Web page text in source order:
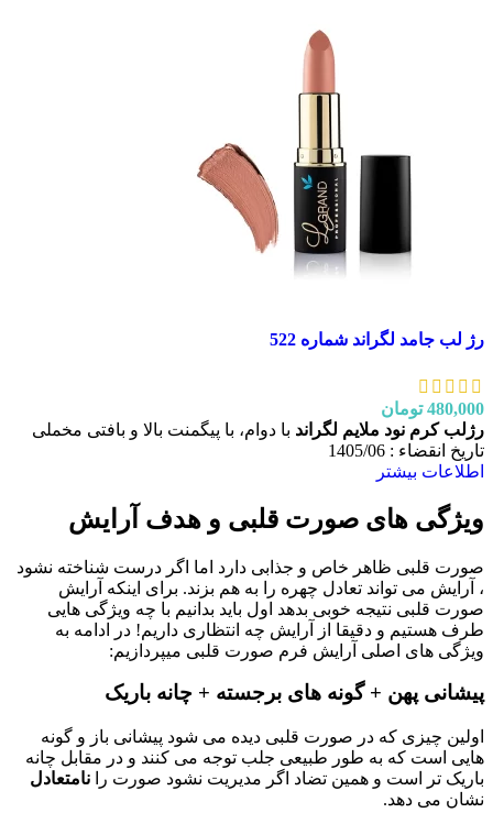
رژ لب جامد لگراند شماره 522
480,000 تومان
رژلب کرم نود ملایم لگراند با دوام، با پیگمنت بالا و بافتی مخملی
تاریخ انقضاء : 1405/06
اطلاعات بیشتر
ویژگی‌ های صورت قلبی و هدف آرایش
صورت قلبی ظاهر خاص و جذابی دارد اما اگر درست شناخته نشود
، آرایش می تواند تعادل چهره را به هم بزند. برای اینکه آرایش
صورت قلبی نتیجه خوبی بدهد اول باید بدانیم با چه ویژگی هایی
طرف هستیم و دقیقا از آرایش چه انتظاری داریم! در ادامه به
ویژگی های اصلی آرایش فرم صورت قلبی میپردازیم:
پیشانی پهن + گونه های برجسته + چانه باریک
اولین چیزی که در صورت قلبی دیده می شود پیشانی باز و گونه
هایی است که به طور طبیعی جلب توجه می کنند و در مقابل چانه
باریک تر است و همین تضاد اگر مدیریت نشود صورت را نامتعادل
نشان می دهد.